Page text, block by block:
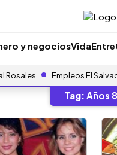
y negociosVida
Rosales Empleos El
Tag: Años